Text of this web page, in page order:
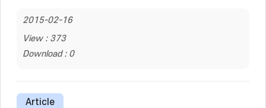
2015-02-16
View : 373
Download : 0
Article